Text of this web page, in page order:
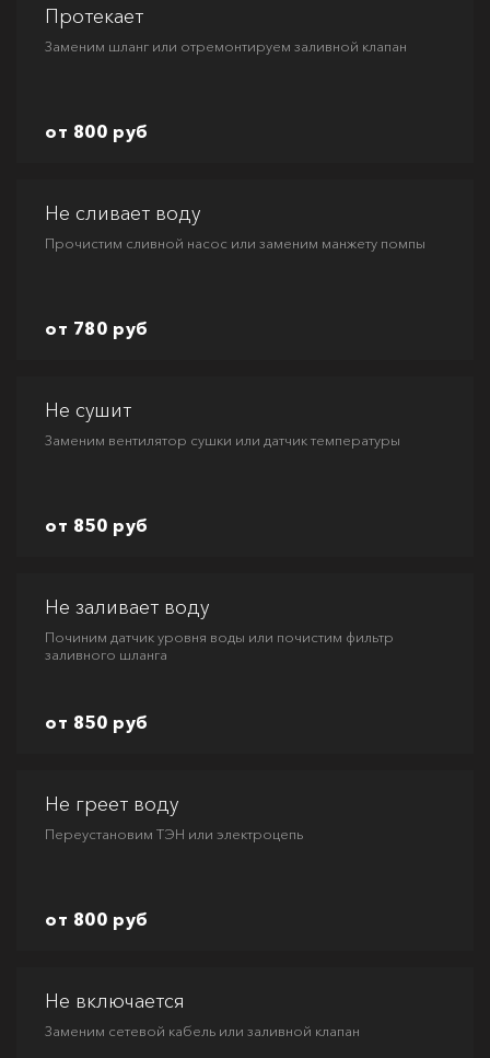
Протекает
Заменим шланг или отремонтируем заливной клапан
от 800 руб
Не сливает воду
Прочистим сливной насос или заменим манжету помпы
от 780 руб
Не сушит
Заменим вентилятор сушки или датчик температуры
от 850 руб
Не заливает воду
Починим датчик уровня воды или почистим фильтр
заливного шланга
от 850 руб
Не греет воду
Переустановим ТЭН или электроцепь
от 800 руб
Не включается
Заменим сетевой кабель или заливной клапан